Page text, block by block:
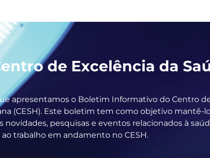
de Excelência da
apresentamos o Boletim Informativo do Centro
(CESH). Este boletim tem como objetivo mantê-
novidades, pesquisas e eventos relacionados à
trabalho em andamento no CESH.